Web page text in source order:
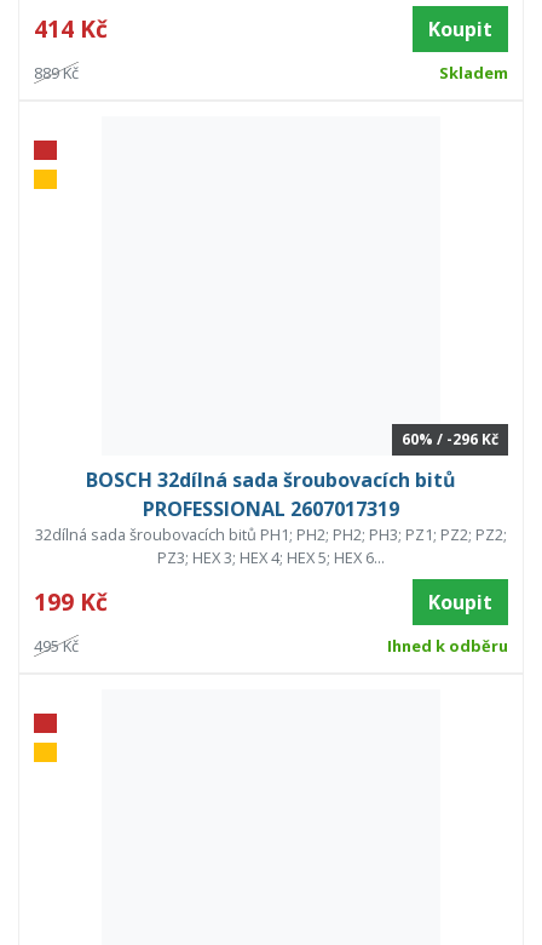
414 Kč Koupit
889 Kč Skladem
60% / -296 Kč
BOSCH 32dílná sada šroubovacích bitů
PROFESSIONAL 2607017319
32dílná sada šroubovacích bitů PH1; PH2; PH2; PH3; PZ1; PZ2; PZ2;
PZ3; HEX 3; HEX 4; HEX 5; HEX 6...
199 Kč Koupit
495 Kč Ihned k odběru